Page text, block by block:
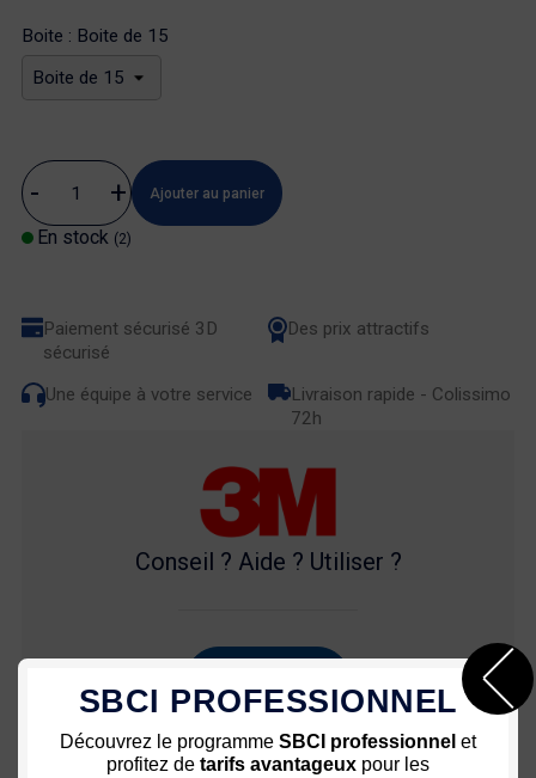
Boite : Boite de 15
Ajouter au panier
En stock (2)
Paiement sécurisé 3D
sécurisé
Des prix attractifs
Une équipe à votre service
Livraison rapide - Colissimo
72h
Conseil ? Aide ? Utiliser ?
SBCI PROFESSIONNEL
Découvrez le programme SBCI professionnel et
profitez de tarifs avantageux pour les